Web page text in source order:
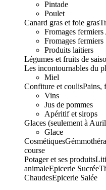
Pintade
Poulet
Canard gras et foie gras
Fromages
Fromages fermiers
Produits laitiers
Légumes et fruits de
Les incontournables du
Miel
Confiture et coulisPains,
Vins
Jus de pommes
Apéritif et sirops
Glaces (seulement à
Glace
Cosmétiques
course
Potager et ses produits
animaleEpicerie Sucrée
ChaudesEpicerie Salée